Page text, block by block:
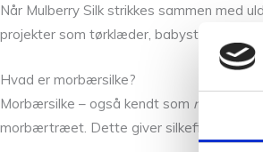
Når Mulberry Silk strikkes sammen med
projekter som tørklæder, babystrik og
Hvad er morbærsilke?
Morbærsilke – også kendt som mulberry silk
morbærtræet. Dette giver silkefibrene